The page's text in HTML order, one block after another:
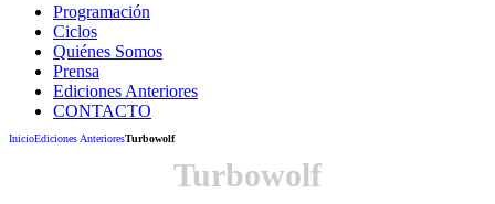
Programación
Ciclos
Quiénes Somos
Prensa
Ediciones Anteriores
CONTACTO
InicioEdiciones AnterioresTurbowolf
Turbowolf